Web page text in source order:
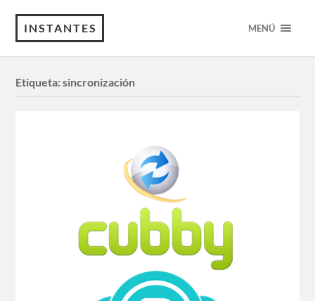
INSTANTES MENÚ
Etiqueta:sincronización